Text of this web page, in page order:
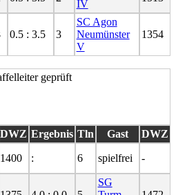
IV
0.5 : 3.5 3
SC Agon
Neumünster
V
1354
DWZ Ergebnis Tln Gast DWZ
1400 : 6 spielfrei -
SG